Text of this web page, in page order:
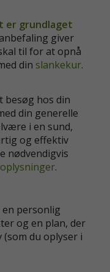
er grundlaget
giver
til for at opnå
din slankekur.
besøg hos din
din generelle
i en sund,
og effektiv
nødvendigvis
.
personlig
og en plan, der
du oplyser i